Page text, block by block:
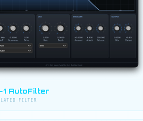
1 AutoFilter
FILTER